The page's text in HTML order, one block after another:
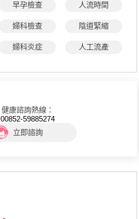
早孕檢查 人流時間
婦科檢查 陰道緊縮
婦科炎症 人工流產
健康諮詢熱線：
00852-59885274
立即諮詢